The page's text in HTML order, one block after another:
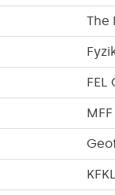
The
FEL